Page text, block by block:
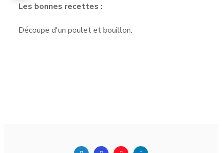
Les bonnes recettes :
Découpe d'un poulet et bouillon.